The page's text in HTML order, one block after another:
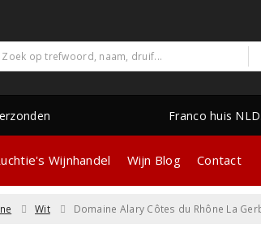
Franco huis
Wijnhandel Wijn Blog Contact
Wit Domaine Alary Côtes du Rhône La